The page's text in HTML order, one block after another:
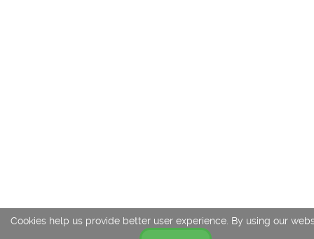
Cookies help us provide better user experience. By using our